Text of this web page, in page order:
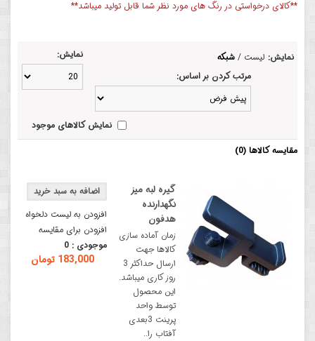
**کالای درخواستی در رنگ های مورد نظر شما قابل تولید میباشد**
نمایش: لیست / شبکه
نمایش:
مرتب کردن بر اساس:
نمایش کالاهای موجود
مقایسه کالاها (0)
افزودن به لیست دلخواه
افزودن برای مقایسه
موجودی : 0
183,000 تومان
گیره لبه میز
نگهدارنده
هدفون
زمان آماده سازی
کالاها جهت
ارسال حداکثر 3
روز کاری میباشد.
این محصول
توسط واحد
پرینت 3بعدی
آفتاب را..